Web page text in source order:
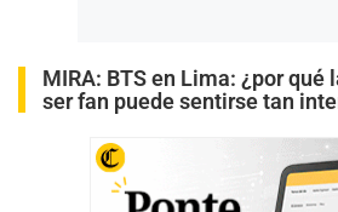
MIRA: BTS en Lima: ¿por qué
ser fan puede sentirse tan